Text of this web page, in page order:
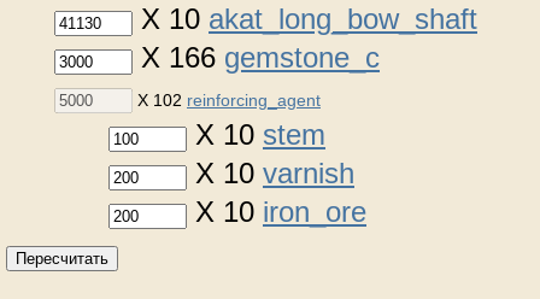
X 10 akat_long_bow_shaft
X 166 gemstone_c
X 102 reinforcing_agent
X 10 stem
X 10 varnish
X 10 iron_ore
Пересчитать